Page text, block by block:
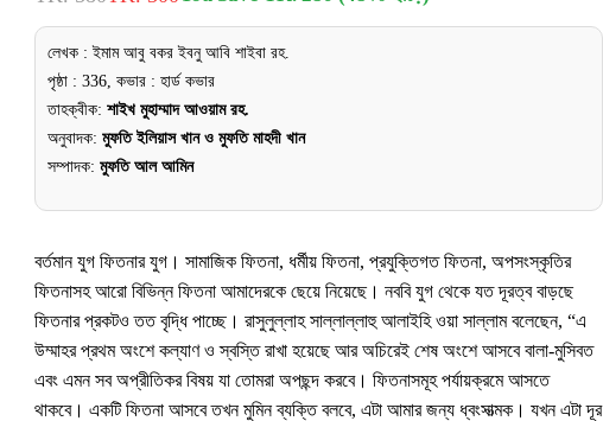
লেখক : ইমাম আবু বকর ইবনু আবি শাইবা রহ.
পৃষ্ঠা : 336, কভার : হার্ড কভার
তাহক্বীক: শাইখ মুহাম্মাদ আওয়াম রহ.
অনুবাদক: মুফতি ইলিয়াস খান ও মুফতি মাহদী খান
সম্পাদক: মুফতি আল আমিন
বর্তমান যুগ ফিতনার যুগ। সামাজিক ফিতনা, ধর্মীয় ফিতনা, প্রযুক্তিগত ফিতনা, অপসংস্কৃতির
ফিতনাসহ আরো বিভিন্ন ফিতনা আমাদেরকে ছেয়ে নিয়েছে। নববি যুগ থেকে যত দূরত্ব বাড়ছে
ফিতনার প্রকটও তত বৃদ্ধি পাচ্ছে। রাসুলুল্লাহ সাল্লাল্লাহু আলাইহি ওয়া সাল্লাম বলেছেন, “এ
উম্মাহর প্রথম অংশে কল্যাণ ও স্বস্তি রাখা হয়েছে আর অচিরেই শেষ অংশে আসবে বালা-মুসিবত
এবং এমন সব অপ্রীতিকর বিষয় যা তোমরা অপছন্দ করবে। ফিতনাসমূহ পর্যায়ক্রমে আসতে
থাকবে। একটি ফিতনা আসবে তখন মুমিন ব্যক্তি বলবে, এটা আমার জন্য ধ্বংসাত্মক। যখন এটা দূর